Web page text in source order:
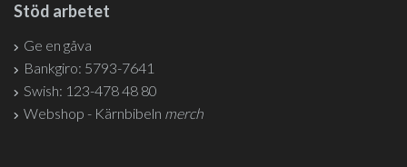
Stöd arbetet
Ge en gåva
Bankgiro: 5793-7641
Swish: 123-478 48 80
Webshop - Kärnbibeln merch